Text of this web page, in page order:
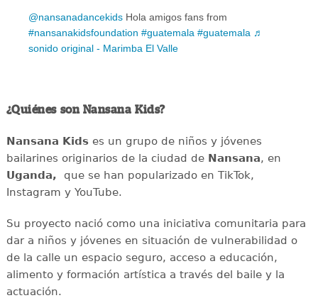
@nansanadancekids Hola amigos fans from
#nansanakidsfoundation #guatemala #guatemala ♬
sonido original - Marimba El Valle
¿Quiénes son Nansana Kids?
Nansana Kidses un grupo de niños y jóvenes
bailarines originarios de la ciudad de Nansana, en
Uganda, que se han popularizado en TikTok,
Instagram y YouTube.
Su proyecto nació como una iniciativa comunitaria para
dar a niños y jóvenes en situación de vulnerabilidad o
de la calle un espacio seguro, acceso a educación,
alimento y formación artística a través del baile y la
actuación.